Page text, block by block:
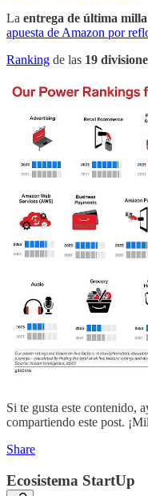
La entrega de última
apuesta de Amazon por
Ranking de las 19
Si te gusta este contenido,
compartiendo este post.
Share
Ecosistema StartUp